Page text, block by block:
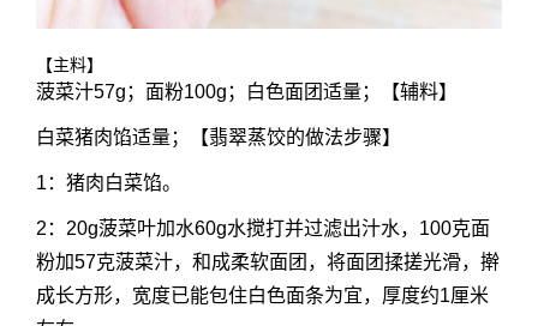
【主料】
菠菜汁57g；面粉100g；白色面团适量；【辅料】
白菜猪肉馅适量；【翡翠蒸饺的做法步骤】
1：猪肉白菜馅。
2：20g菠菜叶加水60g水搅打并过滤出汁水，100克面
粉加57克菠菜汁，和成柔软面团，将面团揉搓光滑，擀
成长方形，宽度已能包住白色面条为宜，厚度约1厘米